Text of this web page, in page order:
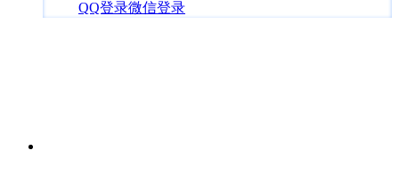
QQ登录微信登录